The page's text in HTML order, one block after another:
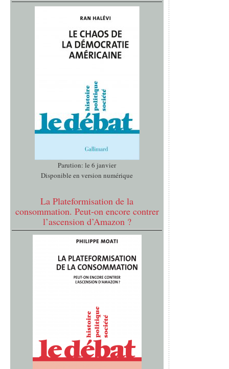
Parution: le 6 janvier
Disponible en version numérique
La Plateformisation de la
consommation. Peut-on encore contrer
l’ascension d’Amazon ?